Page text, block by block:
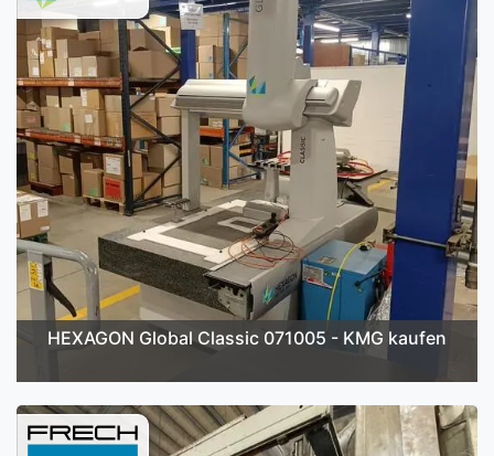
HEXAGON Global Classic 071005 - KMG kaufen